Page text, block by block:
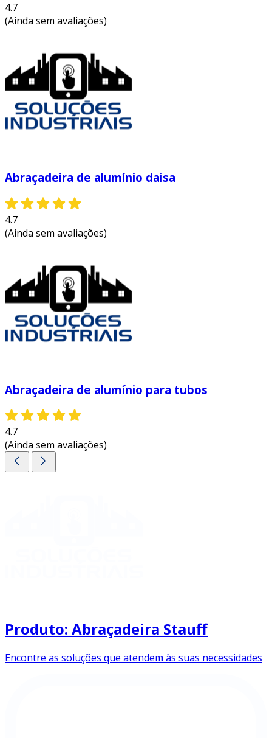
4.7
(Ainda sem avaliações)
Abraçadeira de alumínio daisa
4.7
(Ainda sem avaliações)
Abraçadeira de alumínio para tubos
4.7
(Ainda sem avaliações)
Produto: Abraçadeira Stauff
Encontre as soluções que atendem às suas necessidades